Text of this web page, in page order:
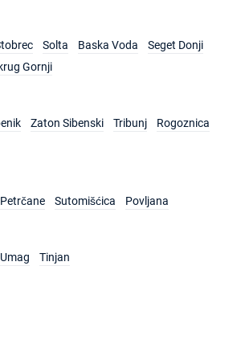
Solta Baska Voda
Seget Donji
Gornji
Zaton Sibenski Tribunj
Rogoznica
Petrčane Sutomišćica Povljana
Umag Tinjan